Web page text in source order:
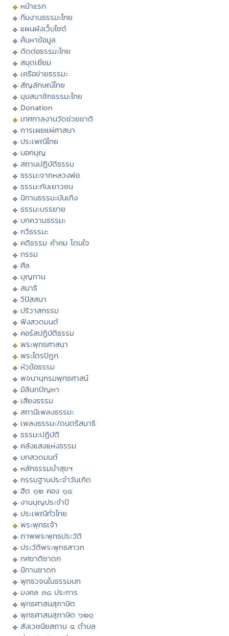
หน้าแรก
ทีมงานธรรมะไทย
แผนผังเว็บไซต์
ค้นหาข้อมูล
ติดต่อธรรมะไทย
สมุดเยี่ยม
เครือข่ายธรรมะ
สัญลักษณ์ไทย
มุมสมาชิกธรรมะไทย
Donation
เทศกาลงานวัดช่วยชาติ
การเผยแผ่ศาสนา
ประเพณีไทย
บอกบุญ
สถานปฏิบัติธรรม
ธรรมะจากหลวงพ่อ
ธรรมะกับเยาวชน
นิทานธรรมะบันเทิง
ธรรมะบรรยาย
บทความธรรมะ
กวีธรรมะ
คติธรรม คำคม โดนใจ
กรรม
ศีล
บุญทาน
สมาธิ
วิปัสสนา
ปริวาสกรรม
ฟังสวดมนต์
คอร์สปฏิบัติธรรม
พระพุทธศาสนา
พระไตรปิฏก
หัวข้อธรรม
พจนานุกรมพุทธศาสน์
มิลินทปัญหา
เสียงธรรม
สถานีเพลงธรรมะ
เพลงธรรมะ/ดนตรีสมาธิ
ธรรมะปฏิบัติ
คลังแสงแห่งธรรม
บทสวดมนต์
หลักธรรมนำสุขฯ
กรรมฐานประจำวันเกิด
ฮีต ๑๒ คอง ๑๔
งานบุญประจำปี
ประเพณีทั่วไทย
พระพุทธเจ้า
ภาพพระพุทธประวัติ
ประวัติพระพุทธสาวก
ทศชาติชาดก
นิทานชาดก
พุทธวจนในธรรมบท
มงคล ๓๘ ประการ
พุทธศาสนสุภาษิต
พุทธศาสนสุภาษิต ๖๒๑
สังเวชนียสถาน ๔ ตำบล